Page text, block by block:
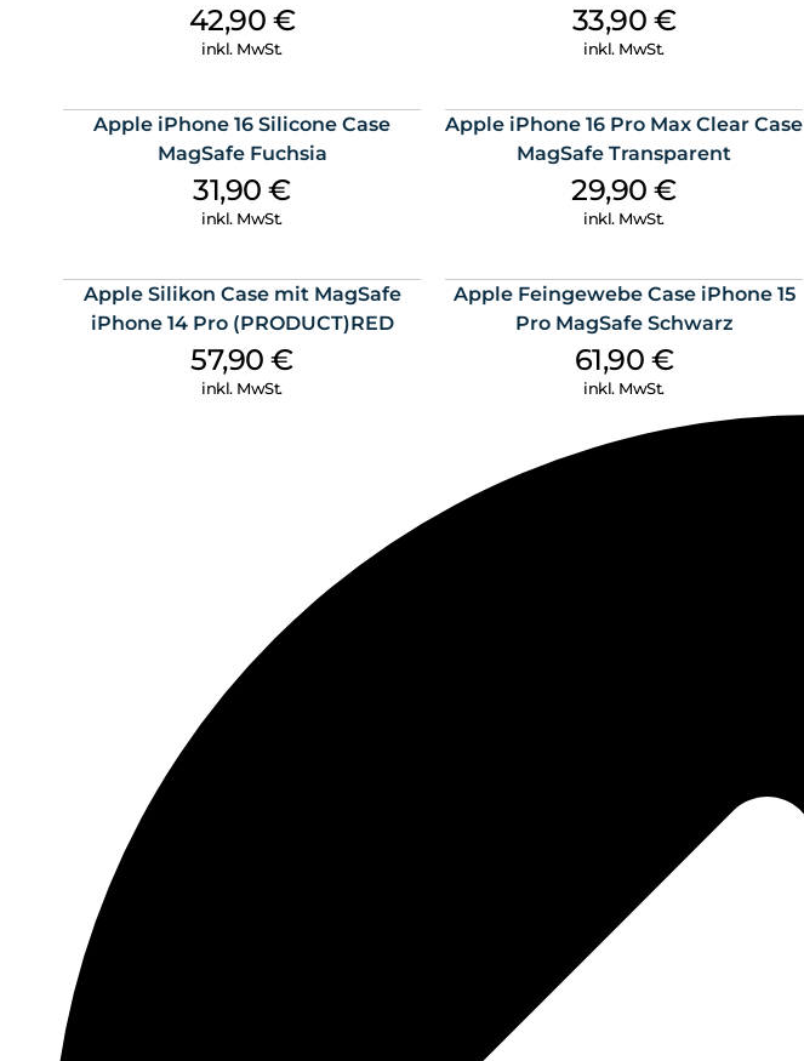
42,90 €
inkl. MwSt.
33,90 €
inkl. MwSt.
Apple iPhone 16 Silicone Case
MagSafe Fuchsia
31,90€
inkl. MwSt.
Apple iPhone 16 Pro Max Clear Case
MagSafe Transparent
29,90€
inkl. MwSt.
Apple Silikon Case mit MagSafe
iPhone 14 Pro (PRODUCT)RED
57,90€
inkl. MwSt.
Apple Feingewebe Case iPhone 15
Pro MagSafe Schwarz
61,90 €
inkl. MwSt.